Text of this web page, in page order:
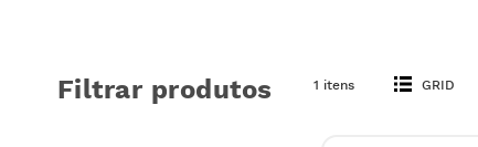
Filtrar produtos 1 itens GRID